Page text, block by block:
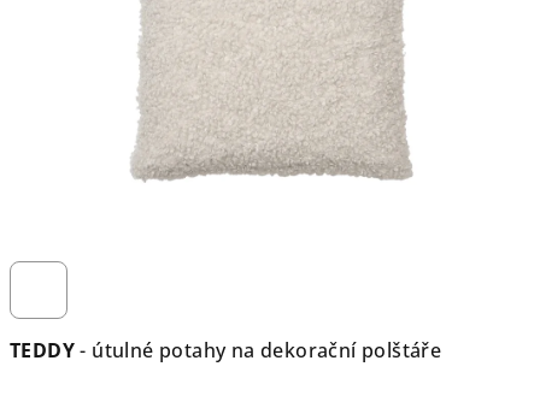
TEDDY- útulné potahy na dekorační polštáře